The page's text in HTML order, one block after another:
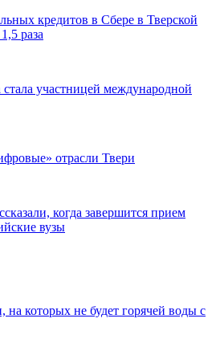
кредитов в Сбере в Тверской
раза
стала участницей международной
отрасли Твери
когда завершится прием
вузы
на которых не будет горячей воды с